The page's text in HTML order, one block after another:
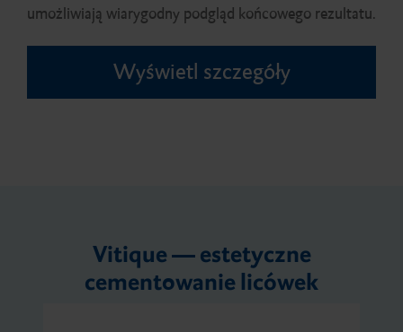
umożliwiają wiarygodny podgląd końcowego rezultatu.
Wyświetl szczegóły
Vitique — estetyczne
cementowanie licówek